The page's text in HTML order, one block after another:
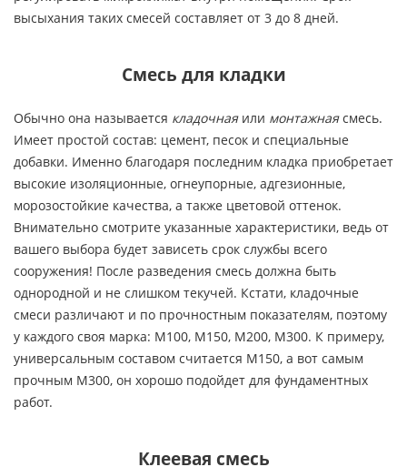
высыхания таких смесей составляет от 3 до 8 дней.
Смесь для кладки
Обычно она называется кладочнаяили монтажнаясмесь.
Имеет простой состав: цемент, песок и специальные
добавки. Именно благодаря последним кладка приобретает
высокие изоляционные, огнеупорные, адгезионные,
морозостойкие качества, а также цветовой оттенок.
Внимательно смотрите указанные характеристики, ведь от
вашего выбора будет зависеть срок службы всего
сооружения! После разведения смесь должна быть
однородной и не слишком текучей. Кстати, кладочные
смеси различают и по прочностным показателям, поэтому
у каждого своя марка: М100, М150, М200, М300. К примеру,
универсальным составом считается М150, а вот самым
прочным М300, он хорошо подойдет для фундаментных
работ.
Клеевая смесь